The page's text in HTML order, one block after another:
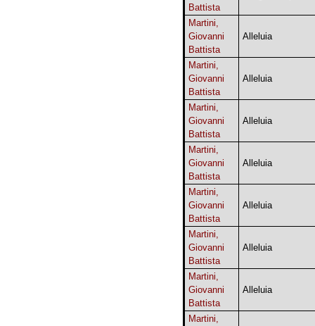
Battista
Martini,
Giovanni
Battista
Alleluia
Martini,
Giovanni
Battista
Alleluia
Martini,
Giovanni
Battista
Alleluia
Martini,
Giovanni
Battista
Alleluia
Martini,
Giovanni
Battista
Alleluia
Martini,
Giovanni
Battista
Alleluia
Martini,
Giovanni
Battista
Alleluia
Martini,